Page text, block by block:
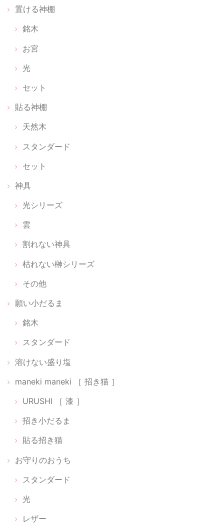
置ける神棚
銘木
お宮
光
セット
貼る神棚
天然木
スタンダード
セット
神具
光シリーズ
雲
割れない神具
枯れない榊シリーズ
その他
願い小だるま
銘木
スタンダード
溶けない盛り塩
maneki maneki ［ 招き猫 ］
URUSHI ［ 漆 ］
招き小だるま
貼る招き猫
お守りのおうち
スタンダード
光
レザー